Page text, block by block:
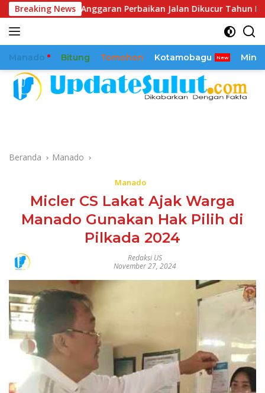
Langsung
ke
konten
Breaking News
Anggaran Perbaikan Jalan Dikucur Tahun Depan
Manado Bitung Tomohon Kotamobagu
Beranda Manado
Manado
Micler CS Lakat Ajak Warga
Manado Gunakan Hak Pilih di
Pilkada 2024
Redaksi US
November 27, 2024